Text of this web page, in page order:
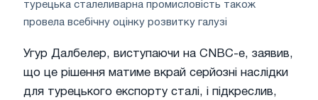
турецька сталеливарна промисловість також
провела всебічну оцінку розвитку галузі
Угур Далбелер, виступаючи на CNBC-e, заявив,
що це рішення матиме вкрай серйозні наслідки
для турецького експорту сталі, і підкреслив,